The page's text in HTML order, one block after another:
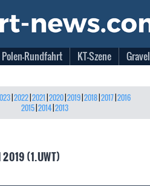
Polen-Rundfahrt KT-Szene Gravel
| 2022| 2021 2020| 2019| 2018| 2017| 2016
2015 2014 2013
(1.UWT)